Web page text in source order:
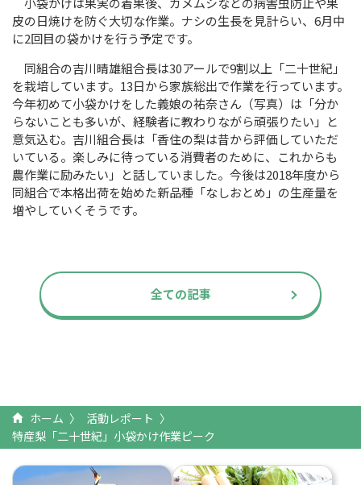
皮の日焼けを防ぐ大切な作業。ナシの生長を見計らい、 6月中
に2回目の袋かけを行う予定です。
同組合の吉川晴雄組合長は30アールで9割以上「二十世紀」
を栽培しています。 13日から家族総出で作業を行っています。
今年初めて小袋かけをした義娘の祐奈さん（写真）は「分か
らないことも多いが、経験者に教わりながら頑張りたい」と
意気込む。吉川組合長は「香住の梨は昔から評価していただ
いている。楽しみに待っている消費者のために、これからも
農作業に励みたい」と話していました。今後は2018年度から
同組合で本格出荷を始めた新品種「なしおとめ」の生産量を
増やしていくそうです。
全ての記事
ホーム
活動レポート
特産梨「二十世紀」小袋かけ作業ピーク